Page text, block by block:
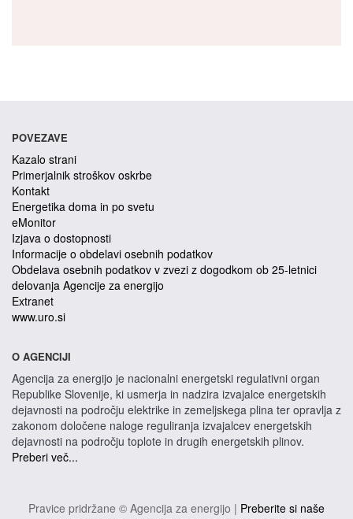
POVEZAVE
Kazalo strani
Primerjalnik stroškov oskrbe
Kontakt
Energetika doma in po svetu
eMonitor
Izjava o dostopnosti
Informacije o obdelavi osebnih podatkov
Obdelava osebnih podatkov v zvezi z dogodkom ob 25-letnici
delovanja Agencije za energijo
Extranet
www.uro.si
O AGENCIJI
Agencija za energijo je nacionalni energetski regulativni organ
Republike Slovenije, ki usmerja in nadzira izvajalce energetskih
dejavnosti na področju elektrike in zemeljskega plina ter opravlja z
zakonom določene naloge reguliranja izvajalcev energetskih
dejavnosti na področju toplote in drugih energetskih plinov.
Preberi več...
Pravice pridržane © Agencija za energijo | Preberite si naše